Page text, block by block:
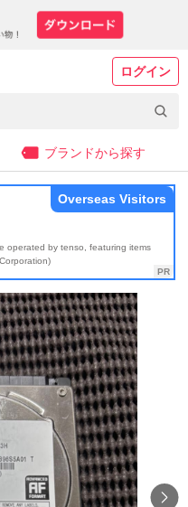
ログイン
ブランドから探す
operated by tenso, featuring items
Overseas Visitors